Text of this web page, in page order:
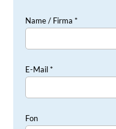
Name / Firma *
E-Mail *
Fon